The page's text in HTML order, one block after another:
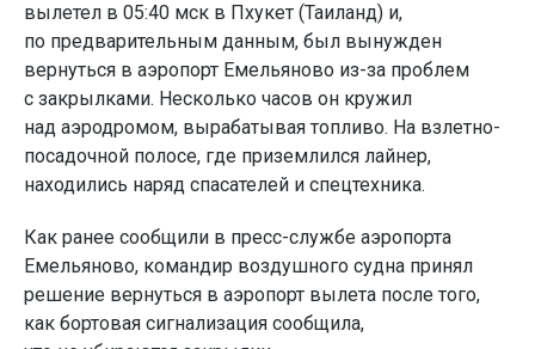
вылетел в 05:40 мск в Пхукет (Таиланд) и,
по предварительным данным, был вынужден
вернуться в аэропорт Емельяново из-за проблем
с закрылками. Несколько часов он кружил
над аэродромом, вырабатывая топливо. На взлетно-
посадочной полосе, где приземлился лайнер,
находились наряд спасателей и спецтехника.
Как ранее сообщили в пресс-службе аэропорта
Емельяново, командир воздушного судна принял
решение вернуться в аэропорт вылета после того,
как бортовая сигнализация сообщила,